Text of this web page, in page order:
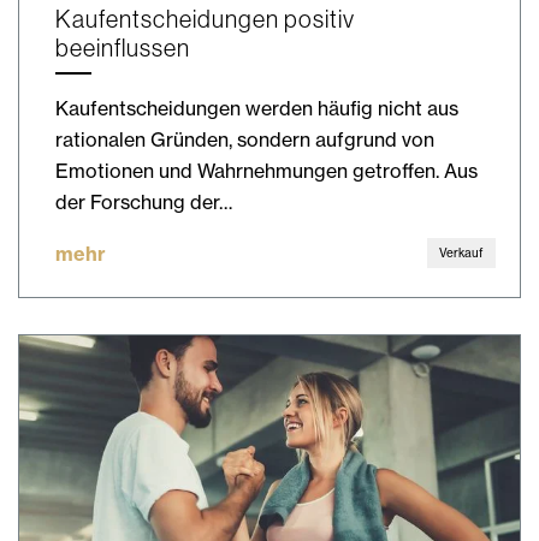
Kaufentscheidungen positiv
beeinflussen
Kaufentscheidungen werden häufig nicht aus
rationalen Gründen, sondern aufgrund von
Emotionen und Wahrnehmungen getroffen. Aus
der Forschung der…
mehr Verkauf